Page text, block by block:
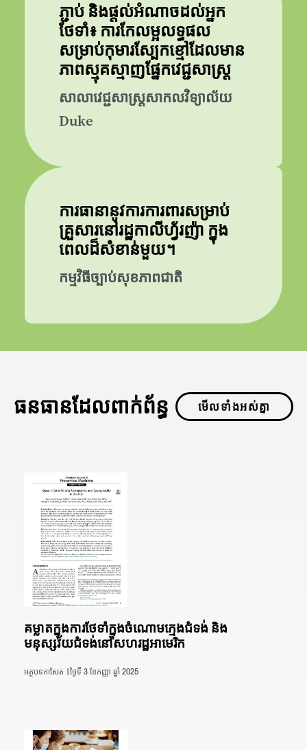
ភ្ជាប់ និងផ្តល់អំណាចដល់អ្នក
ថែទាំ៖ ការកែលម្អលទ្ធផល
សម្រាប់កុមារស្បែកខ្មៅដែលមាន
ភាពស្មុគស្មាញផ្នែកវេជ្ជសាស្ត្រ
សាលាវេជ្ជសាស្ត្រសាកលវិទ្យាល័យ
Duke
ការធានានូវការការពារសម្រាប់
គ្រួសារនៅរដ្ឋកាលីហ្វ័រញ៉ា ក្នុង
ពេលដ៏សំខាន់មួយ។
កម្មវិធីច្បាប់សុខភាពជាតិ
ធនធានដែលពាក់ព័ន្ធ មើលទាំងអស់គ្នា
គម្លាតក្នុងការថែទាំក្នុងចំណោមក្មេងជំទង់ និង
មនុស្សវ័យជំទង់នៅសហរដ្ឋអាមេរិក
អត្ថបទកាសែត | ថ្ងៃទី 3 ខែកញ្ញា ឆ្នាំ 2025